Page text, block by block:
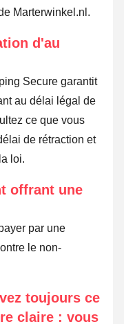
Marterwinkel.nl.
d'au
Secure garantit
au délai légal de
ce que vous
de rétraction et
loi.
offrant une
par une
le non-
toujours ce
claire : vous